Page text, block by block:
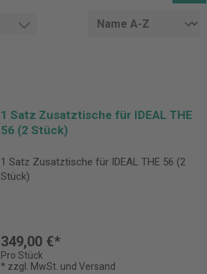
1 Satz Zusatztische für IDEAL THE
56 (2 Stück)
1 Satz Zusatztische für IDEAL THE 56 (2
Stück)
349,00 €*
Pro Stück
* zzgl. MwSt. und Versand